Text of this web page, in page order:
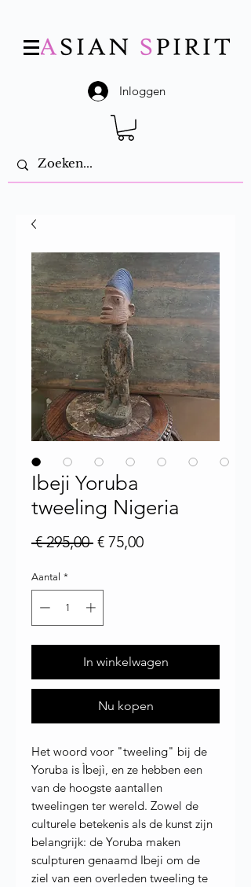
Inloggen
Ibeji Yoruba
tweeling Nigeria
€ 295,00 Normale prijs
€ 75,00Verkoopprijs
Aantal *
In winkelwagen
Nu kopen
Het woord voor "tweeling" bij de
Yoruba is Ìbejì, en ze hebben een
van de hoogste aantallen
tweelingen ter wereld. Zowel de
culturele betekenis als de kunst zijn
belangrijk: de Yoruba maken
sculpturen genaamd Ibeji om de
ziel van een overleden tweeling te